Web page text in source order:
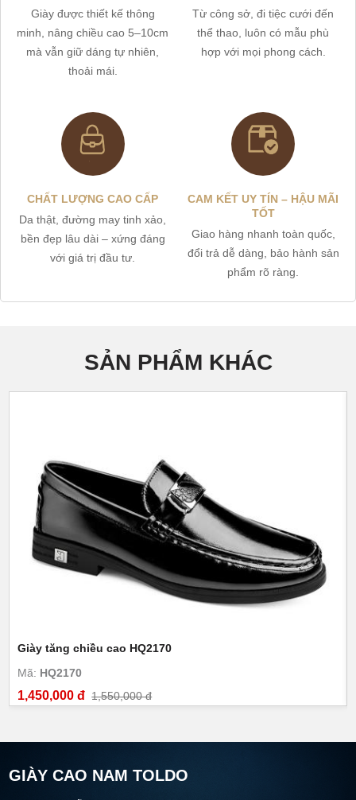
Giày được thiết kế thông
minh, nâng chiều cao 5–10cm
mà vẫn giữ dáng tự nhiên,
thoải mái.
Từ công sở, đi tiệc cưới đến
thể thao, luôn có mẫu phù
hợp với mọi phong cách.
CHẤT LƯỢNG CAO CẤP
Da thật, đường may tinh xảo,
bền đẹp lâu dài – xứng đáng
với giá trị đầu tư.
CAM KẾT UY TÍN – HẬU MÃI
TỐT
Giao hàng nhanh toàn quốc,
đổi trả dễ dàng, bảo hành sản
phẩm rõ ràng.
SẢN PHẨM KHÁC
Giày tăng chiều cao HQ2170
Mã: HQ2170
1,450,000 đ 1,550,000 đ
GIÀY CAO NAM TOLDO